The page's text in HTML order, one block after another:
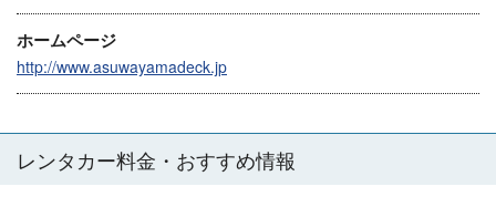
ホームページ
http://www.asuwayamadeck.jp
レンタカー料金・おすすめ情報